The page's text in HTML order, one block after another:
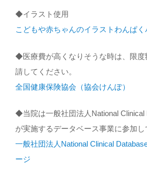
◆イラスト使用
こどもや赤ちゃんのイラストわんぱく
◆医療費が高くなりそうな時は、限度
請してください。
全国健康保険協会（協会けんぽ）
◆当院は一般社団法人National Clinical
が実施するデータベース事業に参加し
一般社団法人National Clinical
ージ